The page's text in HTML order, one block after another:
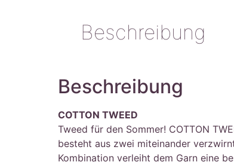
Beschreibung
Beschreibung
COTTON TWEED
Tweed für den Sommer! COTTON
besteht aus zwei miteinander
Kombination verleiht dem Garn eine